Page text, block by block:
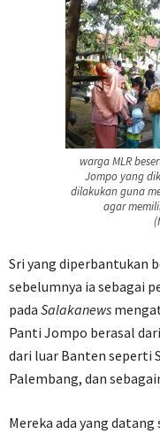
warga MLR
Jompo yang
dilakukan guna
agar
Sri yang diperbantukan
sebelumnya ia sebagai
pada Salakanews
Panti Jompo berasal
dari luar Banten seperti
Palembang, dan
Mereka ada yang